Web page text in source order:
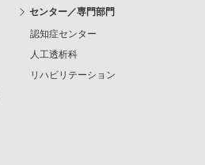
センター／専門部門
認知症センター
人工透析科
リハビリテーション